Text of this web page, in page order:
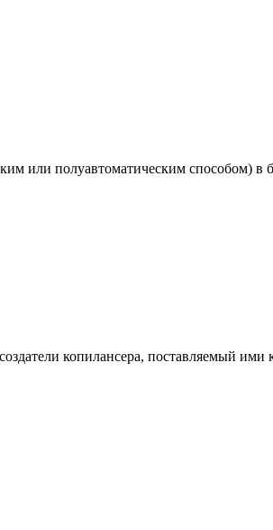
или полуавтоматическим способом)
копилансера, поставляемый ими